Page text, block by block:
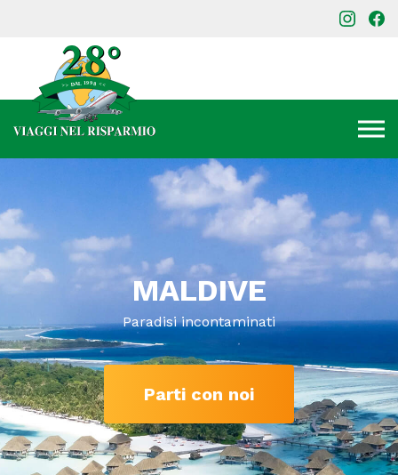
MALDIVE
Paradisi incontaminati
Parti con noi